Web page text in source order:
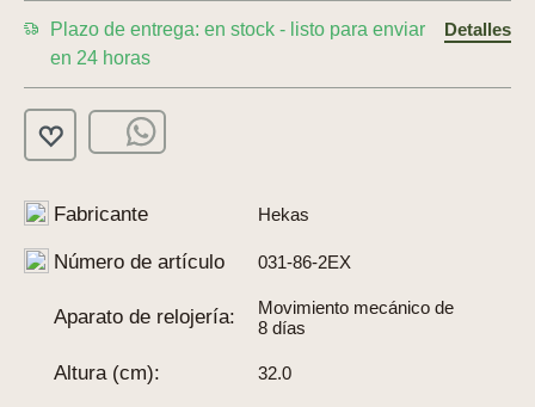
Plazo de entrega: en stock - listo para enviar
en 24 horas
Detalles
Fabricante Hekas
Número de artículo 031-86-2EX
Aparato de relojería:
Movimiento mecánico de
8 días
Altura (cm): 32.0